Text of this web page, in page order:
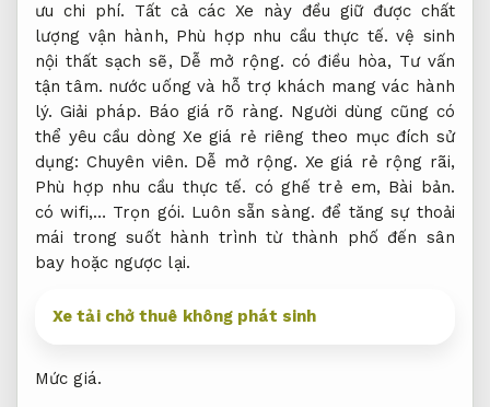
ưu chi phí. Tất cả các Xe này đều giữ được chất
lượng vận hành, Phù hợp nhu cầu thực tế. vệ sinh
nội thất sạch sẽ, Dễ mở rộng. có điều hòa, Tư vấn
tận tâm. nước uống và hỗ trợ khách mang vác hành
lý. Giải pháp. Báo giá rõ ràng. Người dùng cũng có
thể yêu cầu dòng Xe giá rẻ riêng theo mục đích sử
dụng: Chuyên viên. Dễ mở rộng. Xe giá rẻ rộng rãi,
Phù hợp nhu cầu thực tế. có ghế trẻ em, Bài bản.
có wifi,… Trọn gói. Luôn sẵn sàng. để tăng sự thoải
mái trong suốt hành trình từ thành phố đến sân
bay hoặc ngược lại.
Xe tải chở thuê không phát sinh
Mức giá.